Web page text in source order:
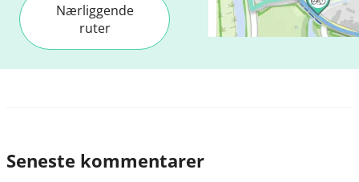
Nærliggende
ruter
Seneste kommentarer